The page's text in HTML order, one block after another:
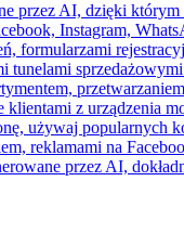
przez AI, dzięki
Instagram,
formularzami
tunelami
klientami z urządzenia
używaj
reklamami na
przez AI,